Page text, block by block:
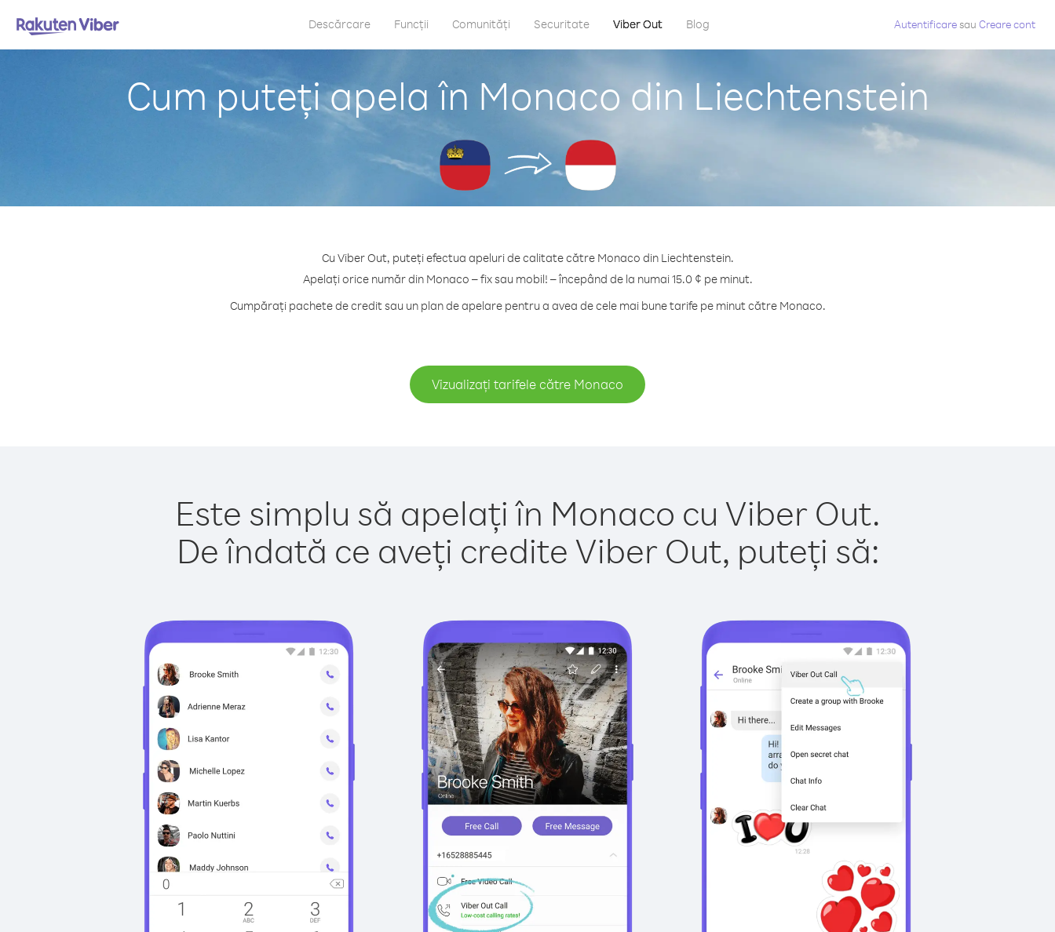
Descărcare Funcții Comunități Securitate Viber Out Blog Autentificaresau Creare cont
Cum puteți apela în Monaco din Liechtenstein
Cu Viber Out, puteți efectua apeluri de calitate către Monaco din Liechtenstein.
Apelați orice număr din Monaco – fix sau mobil! – începând de la numai 15.0 ¢ pe minut.
Cumpărați pachete de credit sau un plan de apelare pentru a avea de cele mai bune tarife pe minut către Monaco.
Vizualizați tarifele către Monaco
Este simplu să apelați în Monaco cu Viber Out.
De îndată ce aveți credite Viber Out, puteți să: